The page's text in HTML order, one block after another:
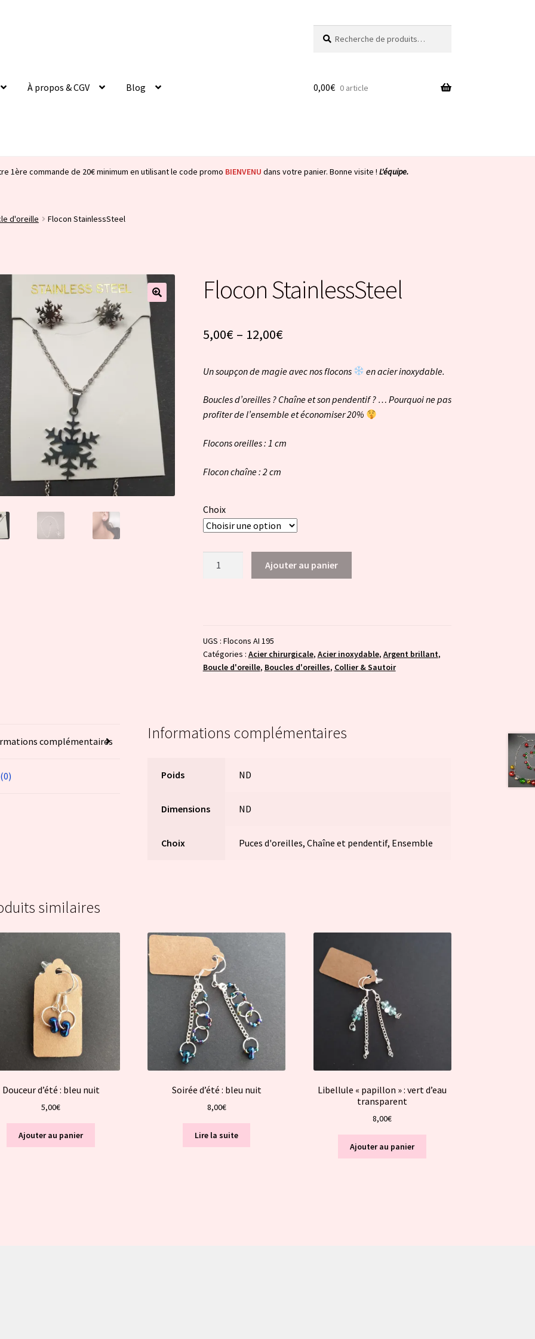
pour :
À propos & CGV Blog 0,00€ 0 article
1ère commande de 20€ minimum en utilisant le code promo BIENVENU dans votre panier. Bonne visite ! L'équipe.
d'oreille Flocon StainlessSteel
Flocon StainlessSteel
5,00€– 12,00€
Un soupçon de magie avec nos flocons en acier inoxydable.
Boucles d’oreilles ? Chaîne et son pendentif ? … Pourquoi ne pas
profiter de l’ensemble et économiser 20%
Flocons oreilles : 1 cm
Flocon chaîne : 2 cm
Choix
Ajouter au panier
UGS : Flocons AI 195
Catégories : Acier chirurgicale, Acier inoxydable, Argent brillant,
Boucle d'oreille, Boucles d'oreilles, Collier & Sautoir
complémentaires Informations complémentaires
Poids ND
Dimensions ND
Choix Puces d'oreilles, Chaîne et pendentif, Ensemble
similaires
Douceur d’été : bleu nuit
5,00€
Ajouter au panier
Soirée d’été : bleu nuit
8,00€
Lire la suite
Libellule « papillon » : vert d’eau
transparent
8,00€
Ajouter au panier